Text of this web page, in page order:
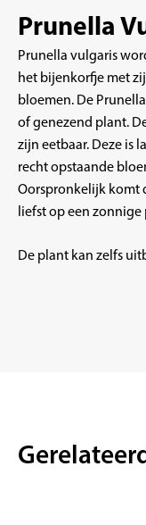
Prunella
Prunella vulgaris
het bijenkorfje met
bloemen. De
of genezend plant.
zijn eetbaar. Deze is
recht opstaande
Oorspronkelijk komt
liefst op een
De plant kan zelfs